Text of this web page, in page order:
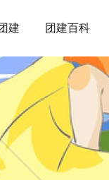
建 团建百科